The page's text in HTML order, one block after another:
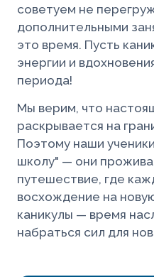
советуем не
дополнительными
это время. Пусть
энергии и
периода!
Мы верим, что
раскрывается на
Поэтому наши
школу" — они
путешествие, где
восхождение на
каникулы — время
набраться сил для